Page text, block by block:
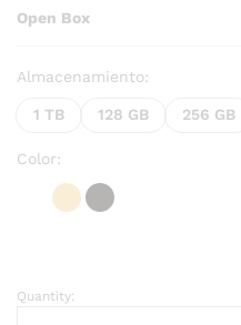
Open Box
Almacenamiento:
1 TB 128 GB 256 GB
Color:
Quantity: